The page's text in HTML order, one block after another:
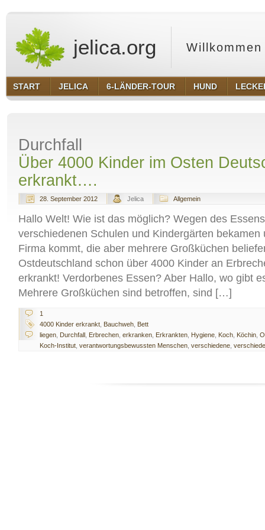
jelica.org
START JELICA 6-LÄNDER-TOUR HUND
Durchfall
Über 4000 Kinder im Osten
erkrankt….
28. September 2012 Jelica Allgemein
Hallo Welt! Wie ist das möglich? Wegen des
verschiedenen Schulen und Kindergärten bekamen
Firma kommt, die aber mehrere Großküchen
Ostdeutschland schon über 4000 Kinder an
erkrankt! Verdorbenes Essen? Aber Hallo, wo gibt
Mehrere Großküchen sind betroffen, sind […]
1
4000 Kinder erkrankt Bauchweh Bett
liegen Durchfall Erbrechen erkranken Erkrankten Hygiene Koch Köchin
Koch-Institut verantwortungsbewussten Menschen verschiedene